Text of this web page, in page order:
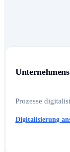
Prozesse
Digitalisierung